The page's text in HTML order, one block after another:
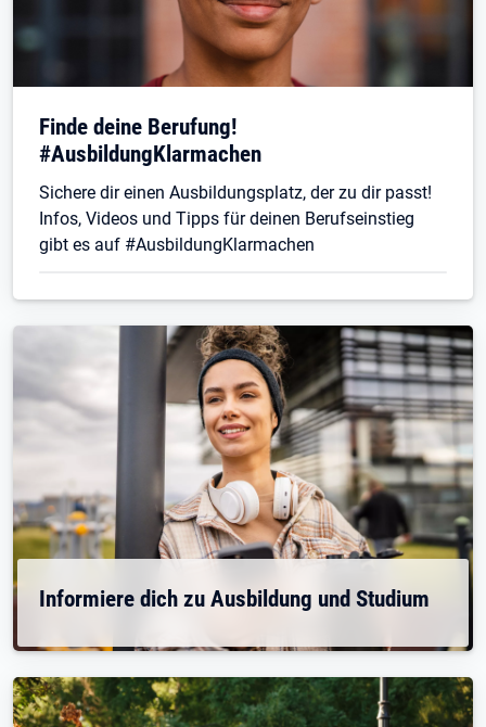
Finde deine Berufung!
#AusbildungKlarmachen
Sichere dir einen Ausbildungsplatz, der zu dir passt!
Infos, Videos und Tipps für deinen Berufseinstieg
gibt es auf #AusbildungKlarmachen
Informiere dich zu Ausbildung und Studium